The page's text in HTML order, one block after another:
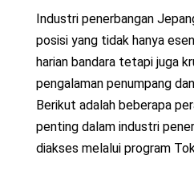
Industri penerbangan
posisi yang tidak hanya
harian bandara tetapi juga
pengalaman penumpang
Berikut adalah beberapa
penting dalam industri
diakses melalui program